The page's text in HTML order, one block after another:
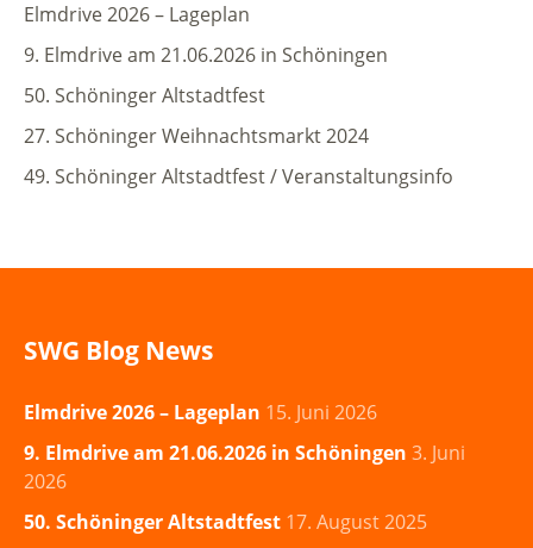
Elmdrive 2026 – Lageplan
9. Elmdrive am 21.06.2026 in Schöningen
50. Schöninger Altstadtfest
27. Schöninger Weihnachtsmarkt 2024
49. Schöninger Altstadtfest / Veranstaltungsinfo
SWG Blog News
Elmdrive 2026 – Lageplan 15. Juni 2026
9. Elmdrive am 21.06.2026 in Schöningen 3. Juni
2026
50. Schöninger Altstadtfest 17. August 2025